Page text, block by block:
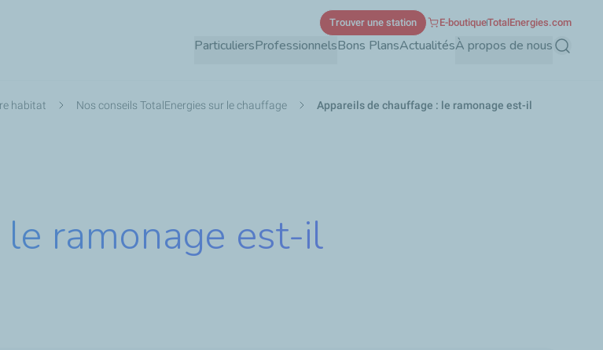
ParticuliersProfessionnelsBons PlansActualitésÀ propos de nous
Trouver une station E-boutiqueTotalEnergies.com
habitat Nos conseils TotalEnergies sur le chauffage
Appareils de chauffage : le ramonage est-il
ramonage est-il